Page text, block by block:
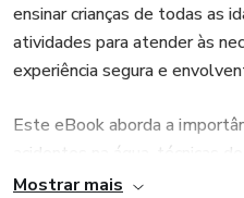
ensinar crianças de todas as
atividades para atender às
experiência segura e
Este eBook aborda a
acidentes na água, técnicas
estimular o aprendizado com
Mostrar mais